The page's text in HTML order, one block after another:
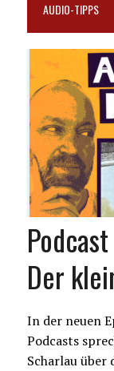
AUDIO-TIPPS
Der
In der neuen
Podcasts
Scharlau über